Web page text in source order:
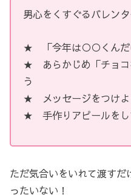
男心をくすぐるバレン
★ 「今年は○○くんだ
★ あらかじめ「チョコ
う
★ メッセージをつけよ
★ 手作りアピールをし
ただ気合いをいれて渡すだ
ったいない！